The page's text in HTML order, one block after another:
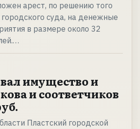
арест, по решению того
суда, на денежные
в размере около 32
имущество и
и соответчиков
Пластский городской